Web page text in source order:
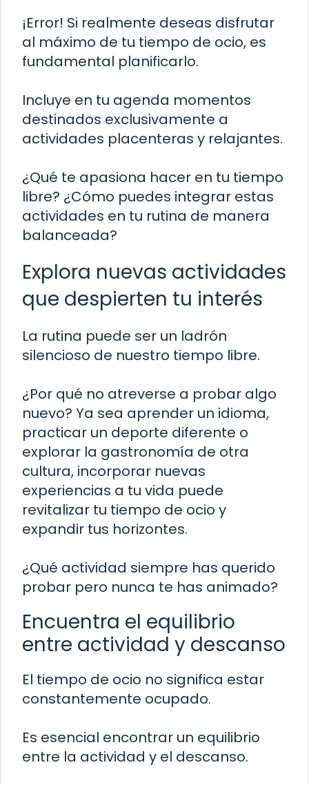
¡Error! Si realmente deseas disfrutar
al máximo de tu tiempo de ocio, es
fundamental planificarlo.
Incluye en tu agenda momentos
destinados exclusivamente a
actividades placenteras y relajantes.
¿Qué te apasiona hacer en tu tiempo
libre? ¿Cómo puedes integrar estas
actividades en tu rutina de manera
balanceada?
Explora nuevas actividades
que despierten tu interés
La rutina puede ser un ladrón
silencioso de nuestro tiempo libre.
¿Por qué no atreverse a probar algo
nuevo? Ya sea aprender un idioma,
practicar un deporte diferente o
explorar la gastronomía de otra
cultura, incorporar nuevas
experiencias a tu vida puede
revitalizar tu tiempo de ocio y
expandir tus horizontes.
¿Qué actividad siempre has querido
probar pero nunca te has animado?
Encuentra el equilibrio
entre actividad y descanso
El tiempo de ocio no significa estar
constantemente ocupado.
Es esencial encontrar un equilibrio
entre la actividad y el descanso.